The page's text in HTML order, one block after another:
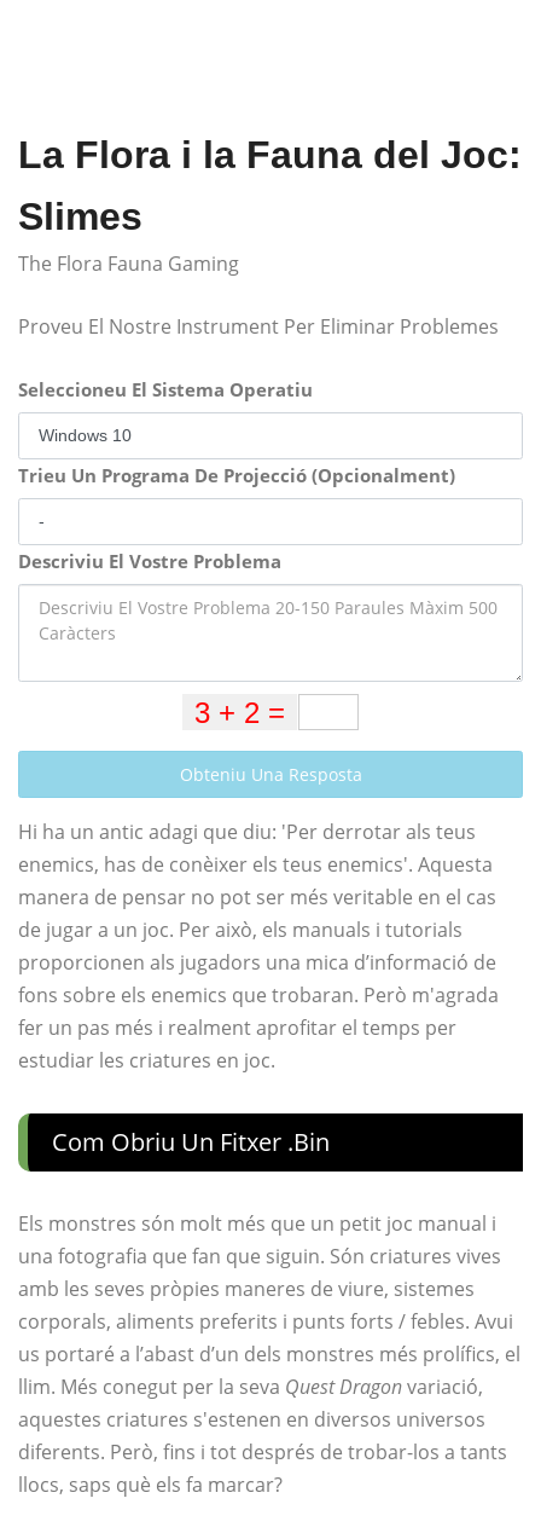
La Flora i la Fauna del Joc:
Slimes
The Flora Fauna Gaming
Proveu El Nostre Instrument Per Eliminar Problemes
Seleccioneu El Sistema Operatiu
Trieu Un Programa De Projecció (Opcionalment)
Descriviu El Vostre Problema
Obteniu Una Resposta
Hi ha un antic adagi que diu: 'Per derrotar als teus
enemics, has de conèixer els teus enemics'. Aquesta
manera de pensar no pot ser més veritable en el cas
de jugar a un joc. Per això, els manuals i tutorials
proporcionen als jugadors una mica d’informació de
fons sobre els enemics que trobaran. Però m'agrada
fer un pas més i realment aprofitar el temps per
estudiar les criatures en joc.
Com Obriu Un Fitxer .bin
Els monstres són molt més que un petit joc manual i
una fotografia que fan que siguin. Són criatures vives
amb les seves pròpies maneres de viure, sistemes
corporals, aliments preferits i punts forts / febles. Avui
us portaré a l’abast d’un dels monstres més prolífics, el
llim. Més conegut per la seva Quest Dragonvariació,
aquestes criatures s'estenen en diversos universos
diferents. Però, fins i tot després de trobar-los a tants
llocs, saps què els fa marcar?